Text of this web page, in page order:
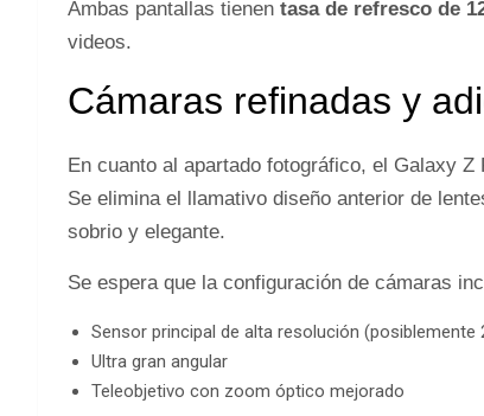
Ambas pantallas tienen tasa de refresco de
videos.
Cámaras refinadas y
En cuanto al apartado fotográfico, el Galaxy
Se elimina el llamativo diseño anterior de
sobrio y elegante.
Se espera que la configuración de cámaras
Sensor principal de alta resolución (posiblemente
Ultra gran angular
Teleobjetivo con zoom óptico mejorado